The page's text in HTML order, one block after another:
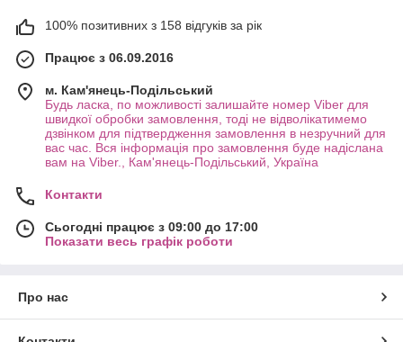
100% позитивних з 158 відгуків за рік
Працює з 06.09.2016
м. Кам'янець-Подільський
Будь ласка, по можливості залишайте номер Viber для
швидкої обробки замовлення, тоді не відволікатимемо
дзвінком для підтвердження замовлення в незручний для
вас час. Вся інформація про замовлення буде надіслана
вам на Viber., Кам'янець-Подільський, Україна
Контакти
Сьогодні працює з 09:00 до 17:00
Показати весь графік роботи
Про нас